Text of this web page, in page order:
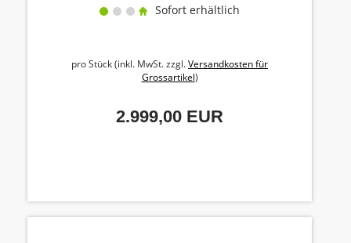
Sofort erhältlich
pro Stück (inkl. MwSt. zzgl.Versandkosten für
Grossartikel)
2.999,00 EUR